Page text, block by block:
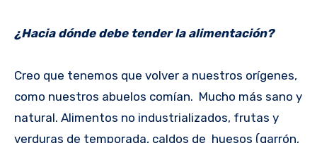
¿Hacia dónde debe tender la alimentación?
Creo que tenemos que volver a nuestros orígenes,
como nuestros abuelos comían. Mucho más sano y
natural. Alimentos no industrializados, frutas y
verduras de temporada, caldos de huesos (garrón,